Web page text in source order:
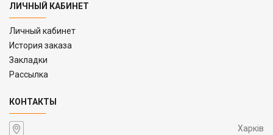
ЛИЧНЫЙ КАБИНЕТ
Личный кабинет
История заказа
Закладки
Рассылка
КОНТАКТЫ
Харків